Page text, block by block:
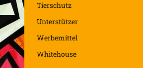
Tierschutz
Unterstützer
Werbemittel
Whitehouse